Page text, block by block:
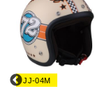
JJ-04M